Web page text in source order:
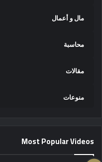
مال و أعمال
محاسبة
مقالات
منوعات
Most Popular Videos